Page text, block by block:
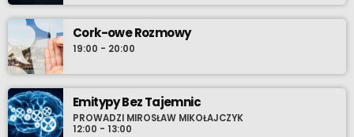
Cork-owe Rozmowy
19:00 - 20:00
Emitypy Bez Tajemnic
PROWADZI MIROSŁAW MIKOŁAJCZYK
12:00 - 13:00